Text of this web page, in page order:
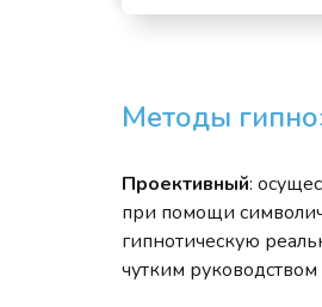
Методы
Проективный:
при помощи
гипнотическую
чутким